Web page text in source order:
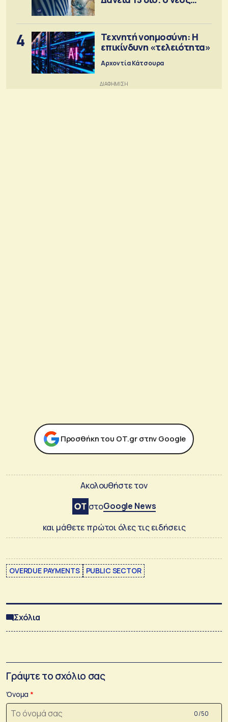
4
Τεχνητή νοημοσύνη: Η
επικίνδυνη «τελειότητα»
Αρχοντία Κάτσουρα
Προσθήκη του ΟΤ.gr στην Google
Ακολουθήστε τον
στοGoogle News
και μάθετε πρώτοι όλες τις ειδήσεις
OVERDUE PAYMENTS PUBLIC SECTOR
Σχόλια
Γράψτε το σχόλιο σας
Όνομα
0 /50